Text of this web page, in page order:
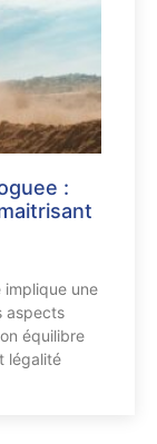
:
implique une
aspects
équilibre
légalité